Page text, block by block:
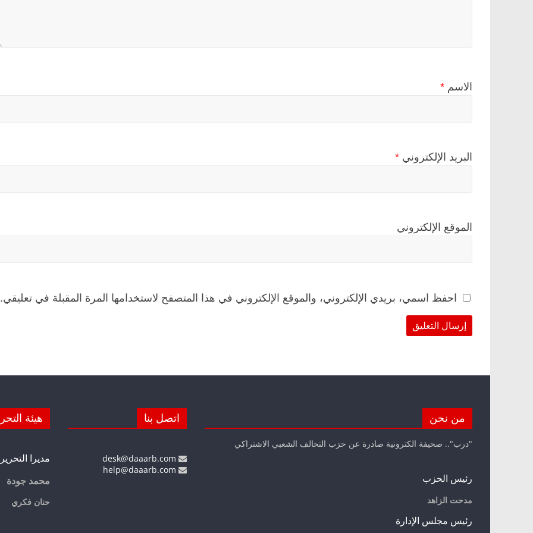
الاسم *
البريد الإلكتروني *
الموقع الإلكتروني
احفظ اسمي، بريدي الإلكتروني، والموقع الإلكتروني في هذا المتصفح لاستخدامها المرة المقبلة في تعليقي.
من نحن
"درب".. صحيفة الكترونية صادرة عن حزب التحالف الشعبي الاشتراكي
رئيس الحزب
مدحت الزاهد
رئيس مجلس الإدارة
اتصل بنا هيئة
مديرا التحرير
محمد جودة
حنان فكري